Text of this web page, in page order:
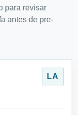
para revisar
antes de pre-
LA